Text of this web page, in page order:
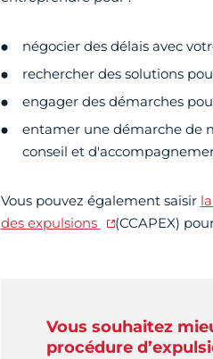
négocier des délais avec
rechercher des solutions
engager des démarches
entamer une démarche de
conseil et
Vous pouvez également saisir
des expulsions
(CCAPEX)
Vous souhaitez
procédure